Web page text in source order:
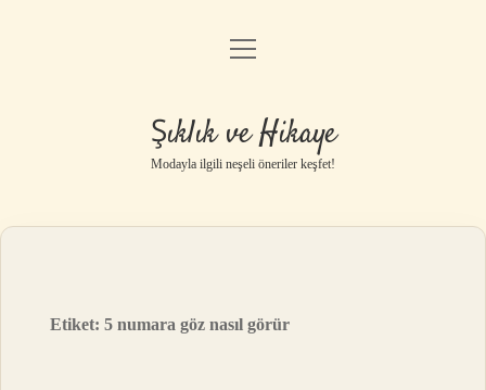
Gizlilik Politikası
Yasal Uyarı
menüyü
Şıklık ve Hikaye
Modayla ilgili neşeli öneriler keşfet!
Etiket:5 numara göz nasıl görür